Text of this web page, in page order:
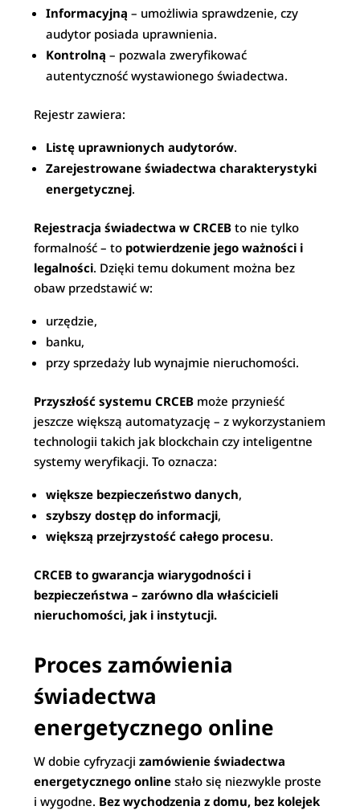
Informacyjną – umożliwia sprawdzenie, czy
audytor posiada uprawnienia.
Kontrolną – pozwala zweryfikować
autentyczność wystawionego świadectwa.
Rejestr zawiera:
Listę uprawnionych audytorów.
Zarejestrowane świadectwa charakterystyki
energetycznej.
Rejestracja świadectwa w CRCEB to nie tylko
formalność – to potwierdzenie jego ważności i
legalności. Dzięki temu dokument można bez
obaw przedstawić w:
urzędzie,
banku,
przy sprzedaży lub wynajmie nieruchomości.
Przyszłość systemu CRCEB może przynieść
jeszcze większą automatyzację – z wykorzystaniem
technologii takich jak blockchain czy inteligentne
systemy weryfikacji. To oznacza:
większe bezpieczeństwo danych,
szybszy dostęp do informacji,
większą przejrzystość całego procesu.
CRCEB to gwarancja wiarygodności i
bezpieczeństwa – zarówno dla właścicieli
nieruchomości, jak i instytucji.
Proces zamówienia
świadectwa
energetycznego online
W dobie cyfryzacjizamówienie świadectwa
energetycznego online stało się niezwykle proste
i wygodne. Bez wychodzenia z domu, bez kolejek